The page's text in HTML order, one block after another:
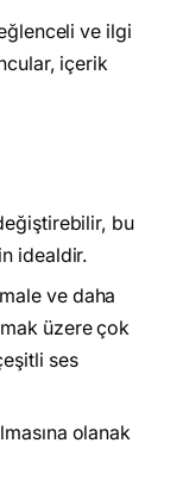
ve ilgi
içerik
bu
idealdir.
ve daha
üzere çok
ses
olanak